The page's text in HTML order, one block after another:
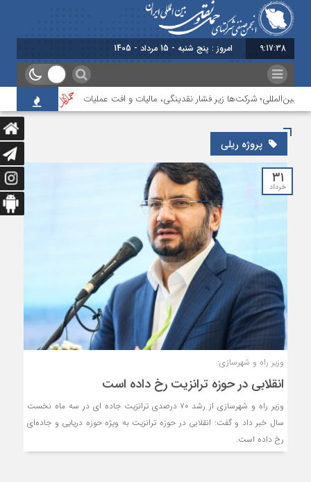
9:17:38 امروز : پنج شنبه - 15 مرداد - 1405
شرکت‌ها زیر فشار نقدینگی، مالیات و افت عملیات بررسی
پروژه ریلی
۳۱
خرداد
وزیر راه و شهرسازی:
انقلابی در حوزه ترانزیت رخ داده است
وزیر راه و شهرسازی از رشد ۷۰ درصدی ترانزیت جاده ای در سه ماه نخست
سال خبر داد و گفت: انقلابی در حوزه ترانزیت به ویژه حوزه دریایی و جاده‌ای
رخ داده است.